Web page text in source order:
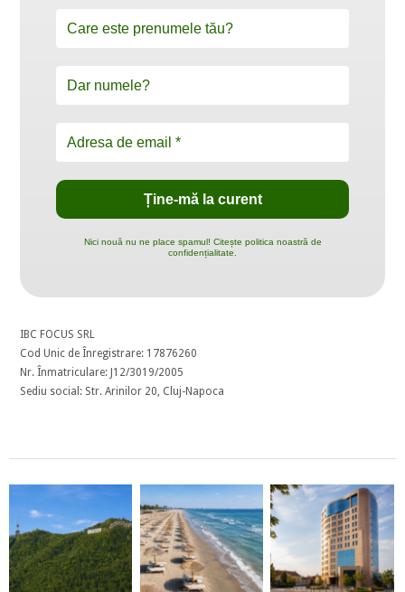
Nici nouă nu ne place spamul! Citește politica noastră de
confidențialitate.
IBC FOCUS SRL
Cod Unic de Înregistrare: 17876260
Nr. Înmatriculare: J12/3019/2005
Sediu social: Str. Arinilor 20, Cluj-Napoca